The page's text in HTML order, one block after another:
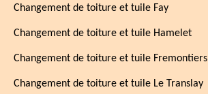
Changement de toiture et tuile Fay
Changement de toiture et tuile Hamelet
Changement de toiture et tuile Fremontiers
Changement de toiture et tuile Le Translay